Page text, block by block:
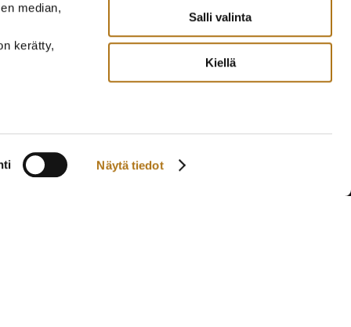
median,
kerätty,
Näytä tiedot
Salli valinta
Kiellä